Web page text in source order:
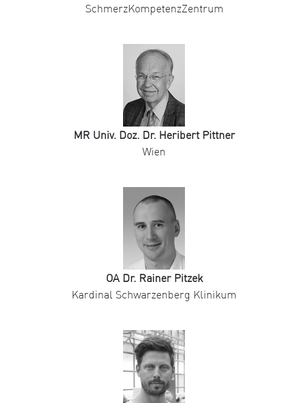
SchmerzKompetenzZentrum
MR Univ. Doz. Dr. Heribert Pittner
Wien
OA Dr. Rainer Pitzek
Kardinal Schwarzenberg Klinikum